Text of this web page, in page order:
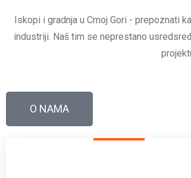
Iskopi i gradnja u Crnoj Gori - prepoznati
industriji. Naš tim se neprestano
O NAMA